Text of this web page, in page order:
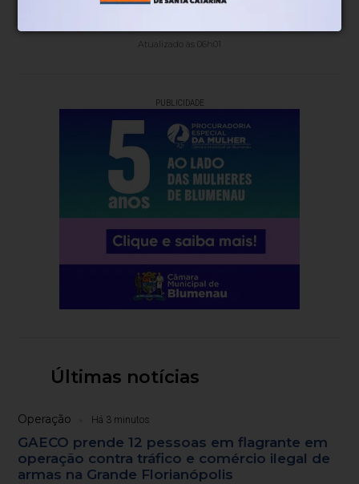
14°
Atualizado às 06h01
PUBLICIDADE
Últimas notícias
Operação Há 3 minutos
GAECO prende 12 pessoas em flagrante em
operação contra tráfico e comércio ilegal de
armas na Grande Florianópolis